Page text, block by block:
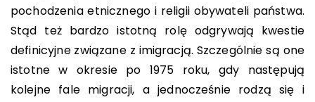
pochodzenia etnicznego i religii obywateli państwa.
Stąd też bardzo istotną rolę odgrywają kwestie
definicyjne związane z imigracją. Szczególnie są one
istotne w okresie po 1975 roku, gdy następują
kolejne fale migracji, a jednocześnie rodzą się i